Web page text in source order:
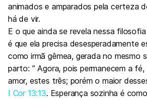
animados e amparados pela certeza
há de vir.
E o que ainda se revela nessa
é que ela precisa desesperadamente
como irmã gêmea, gerada no mesmo
parto: ” Agora, pois permanecem a
amor, estes três; porém o maior
I Cor 13:13. Esperança sozinha é